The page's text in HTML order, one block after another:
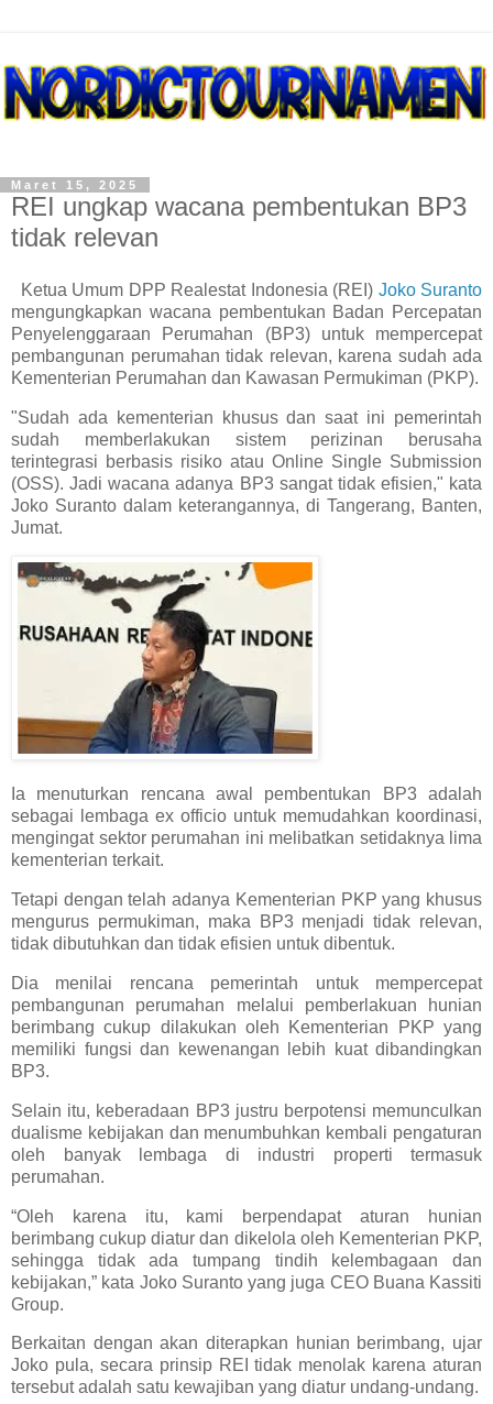
Maret 15, 2025
REI ungkap wacana pembentukan BP3
tidak relevan
Ketua Umum DPP Realestat Indonesia (REI) Joko Suranto
mengungkapkan wacana pembentukan Badan Percepatan
Penyelenggaraan Perumahan (BP3) untuk mempercepat
pembangunan perumahan tidak relevan, karena sudah ada
Kementerian Perumahan dan Kawasan Permukiman (PKP).
"Sudah ada kementerian khusus dan saat ini pemerintah
sudah memberlakukan sistem perizinan berusaha
terintegrasi berbasis risiko atau Online Single Submission
(OSS). Jadi wacana adanya BP3 sangat tidak efisien," kata
Joko Suranto dalam keterangannya, di Tangerang, Banten,
Jumat.
Ia menuturkan rencana awal pembentukan BP3 adalah
sebagai lembaga ex officio untuk memudahkan koordinasi,
mengingat sektor perumahan ini melibatkan setidaknya lima
kementerian terkait.
Tetapi dengan telah adanya Kementerian PKP yang khusus
mengurus permukiman, maka BP3 menjadi tidak relevan,
tidak dibutuhkan dan tidak efisien untuk dibentuk.
Dia menilai rencana pemerintah untuk mempercepat
pembangunan perumahan melalui pemberlakuan hunian
berimbang cukup dilakukan oleh Kementerian PKP yang
memiliki fungsi dan kewenangan lebih kuat dibandingkan
BP3.
Selain itu, keberadaan BP3 justru berpotensi memunculkan
dualisme kebijakan dan menumbuhkan kembali pengaturan
oleh banyak lembaga di industri properti termasuk
perumahan.
“Oleh karena itu, kami berpendapat aturan hunian
berimbang cukup diatur dan dikelola oleh Kementerian PKP,
sehingga tidak ada tumpang tindih kelembagaan dan
kebijakan,” kata Joko Suranto yang juga CEO Buana Kassiti
Group.
Berkaitan dengan akan diterapkan hunian berimbang, ujar
Joko pula, secara prinsip REI tidak menolak karena aturan
tersebut adalah satu kewajiban yang diatur undang-undang.